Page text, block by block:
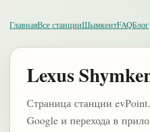
ГлавнаяВсе станцииШымкентFAQБлог
Lexus
Страница станции
Google и перехода в